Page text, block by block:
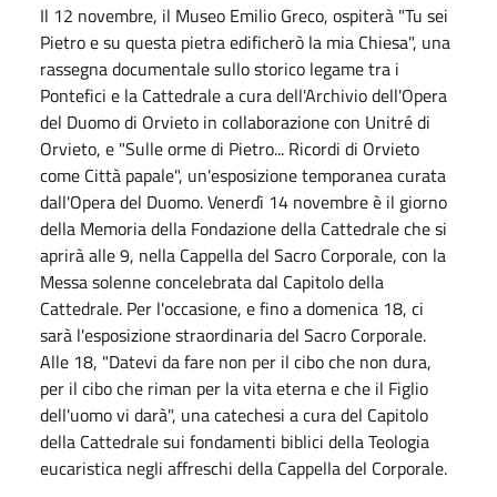
Il 12 novembre, il Museo Emilio Greco, ospiterà "Tu sei
Pietro e su questa pietra edificherò la mia Chiesa", una
rassegna documentale sullo storico legame tra i
Pontefici e la Cattedrale a cura dell'Archivio dell'Opera
del Duomo di Orvieto in collaborazione con Unitré di
Orvieto, e "Sulle orme di Pietro... Ricordi di Orvieto
come Città papale", un'esposizione temporanea curata
dall'Opera del Duomo. Venerdì 14 novembre è il giorno
della Memoria della Fondazione della Cattedrale che si
aprirà alle 9, nella Cappella del Sacro Corporale, con la
Messa solenne concelebrata dal Capitolo della
Cattedrale. Per l'occasione, e fino a domenica 18, ci
sarà l'esposizione straordinaria del Sacro Corporale.
Alle 18, "Datevi da fare non per il cibo che non dura,
per il cibo che riman per la vita eterna e che il Figlio
dell'uomo vi darà", una catechesi a cura del Capitolo
della Cattedrale sui fondamenti biblici della Teologia
eucaristica negli affreschi della Cappella del Corporale.